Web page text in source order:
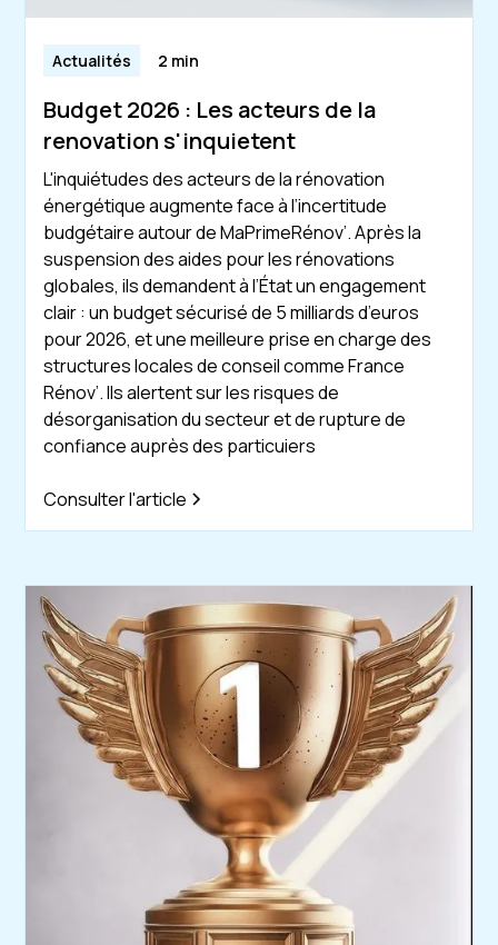
Actualités 2 min
Budget 2026 : Les acteurs de la
renovation s'inquietent
L'inquiétudes des acteurs de la rénovation
énergétique augmente face à l’incertitude
budgétaire autour de MaPrimeRénov’. Après la
suspension des aides pour les rénovations
globales, ils demandent à l’État un engagement
clair : un budget sécurisé de 5 milliards d’euros
pour 2026, et une meilleure prise en charge des
structures locales de conseil comme France
Rénov’. Ils alertent sur les risques de
désorganisation du secteur et de rupture de
confiance auprès des particuiers
Consulter l'article